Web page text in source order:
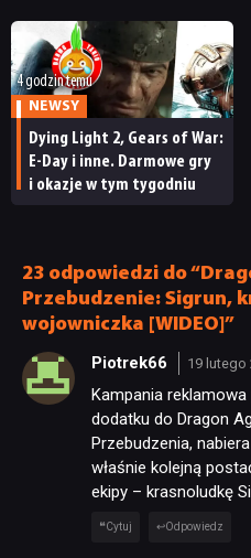
ma subskrybentów
4 godzin temu
NEWSY
Dying Light 2, Gears of War:
E-Day i inne. Darmowe gry
i okazje w tym tygodniu
23 odpowiedzi do
Przebudzenie: Sigrun,
wojowniczka [WIDEO]”
Piotrek66 19 lutego
Kampania
dodatku do Dragon
Przebudzenia,
właśnie kolejną
ekipy – krasnoludkę
Cytuj Odpowiedz